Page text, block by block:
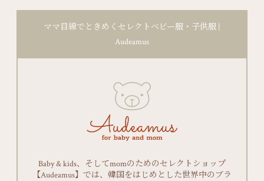
ママ目線でときめくセレクトベビー服・子供服 |
Audeamus
Baby & kids、そしてmomのためのセレクトショップ
【Audeamus】では、韓国をはじめとした世界中のブラ